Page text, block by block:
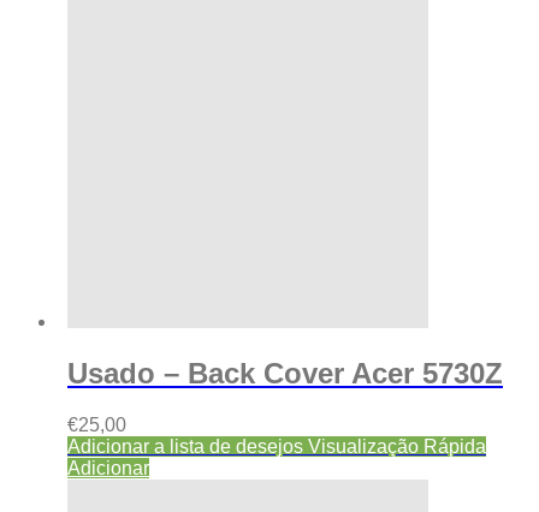
Usado – Back Cover Acer 5730Z
€25,00
Adicionar a lista de desejos Visualização Rápida
Adicionar